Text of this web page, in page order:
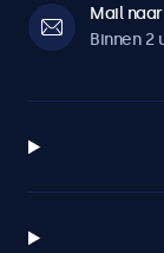
Mail
Binnen 2